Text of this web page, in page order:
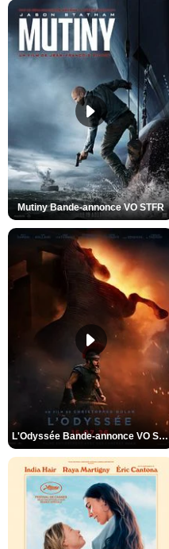
Mutiny Bande-annonce VO STFR
L'Odyssée Bande-annonce VO STFR